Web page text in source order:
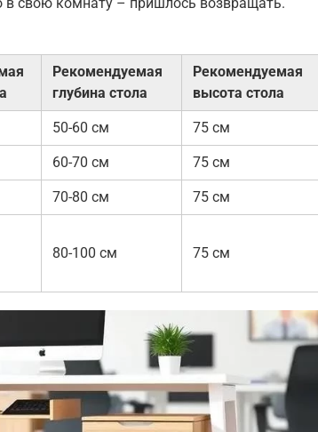
Рекомендуемая
глубина стола
Рекомендуемая
высота стола
50-60 см 75 см
60-70 см 75 см
70-80 см 75 см
80-100 см 75 см